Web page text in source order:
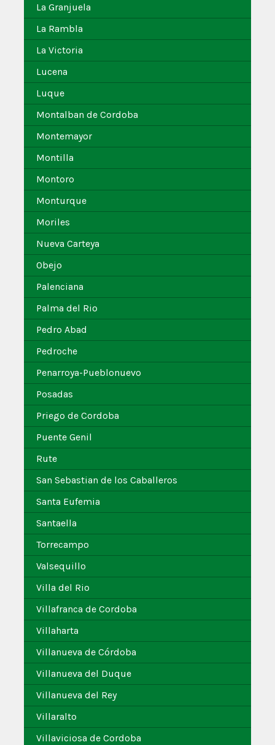
La Granjuela
La Rambla
La Victoria
Lucena
Luque
Montalban de Cordoba
Montemayor
Montilla
Montoro
Monturque
Moriles
Nueva Carteya
Obejo
Palenciana
Palma del Rio
Pedro Abad
Pedroche
Penarroya-Pueblonuevo
Posadas
Priego de Cordoba
Puente Genil
Rute
San Sebastian de los Caballeros
Santa Eufemia
Santaella
Torrecampo
Valsequillo
Villa del Rio
Villafranca de Cordoba
Villaharta
Villanueva de Córdoba
Villanueva del Duque
Villanueva del Rey
Villaralto
Villaviciosa de Cordoba